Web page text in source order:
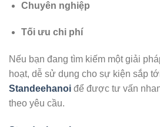
Chuyên nghiệp
Tối ưu chi phí
Nếu bạn đang tìm kiếm một giải
hoạt, dễ sử dụng cho sự kiện sắp
Standeehanoi để được tư vấn
theo yêu cầu.